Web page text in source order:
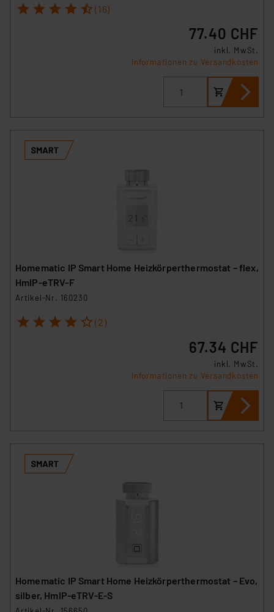
1 2 3 4 5 (16)
77.40 CHF
inkl. MwSt.
Informationen zu Versandkosten
Homematic IP Smart Home Heizkörperthermostat – flex,
HmIP-eTRV-F
Artikel-Nr. 160230
1 2 3 4 5 (2)
67.34 CHF
inkl. MwSt.
Informationen zu Versandkosten
Homematic IP Smart Home Heizkörperthermostat – Evo,
silber, HmIP-eTRV-E-S